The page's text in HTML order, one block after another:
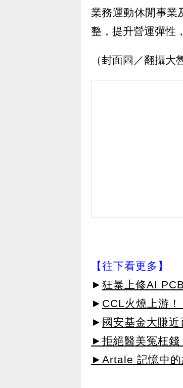
業務運動休閒事業
整，提升營運彈性
（封面圖／翻攝大
【往下看更多】
► 狂暴上修AI
► CCL火燒上游
► 國安基金大賺
►拒絕醫美冤枉錢
►Artale 記憶中的